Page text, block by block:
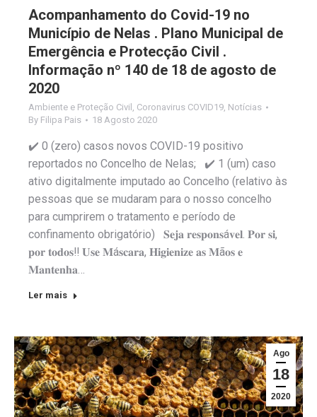
Acompanhamento do Covid-19 no
Município de Nelas . Plano Municipal de
Emergência e Protecção Civil .
Informação nº 140 de 18 de agosto de
2020
Ambiente e Proteção Civil , Coronavirus COVID19, Notícias
By Filipa Pais 18 Agosto 2020
✔️ 0 (zero) casos novos COVID-19 positivo
reportados no Concelho de Nelas; ✔️ 1 (um) caso
ativo digitalmente imputado ao Concelho (relativo às
pessoas que se mudaram para o nosso concelho
para cumprirem o tratamento e período de
confinamento obrigatório) 𝐒𝐞𝐣𝐚 𝐫𝐞𝐬𝐩𝐨𝐧𝐬á𝐯𝐞𝐥. 𝐏𝐨𝐫 𝐬𝐢,
𝐩𝐨𝐫 𝐭𝐨𝐝𝐨𝐬‼️ 𝐔𝐬𝐞 𝐌á𝐬𝐜𝐚𝐫𝐚, 𝐇𝐢𝐠𝐢𝐞𝐧𝐢𝐳𝐞 𝐚𝐬 𝐌ã𝐨𝐬 𝐞
𝐌𝐚𝐧𝐭𝐞𝐧𝐡𝐚…
Ler mais
Ago
18
2020